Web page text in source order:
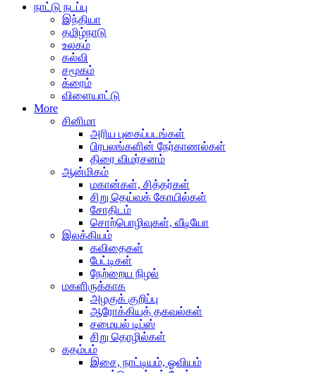
நாட்டு நடப்பு
இந்தியா
தமிழ்நாடு
உலகம்
கல்வி
சமூகம்
க்ரைம்
விளையாட்டு
More
சினிமா
அரிய புகைப்படங்கள்
பிரபலங்களின் நேர்காணல்கள்
திரை விமர்சனம்
ஆன்மிகம்
மகான்கள், சித்தர்கள்
சிறு தெய்வக் கோயில்கள்
சோதிடம்
சொற்பொழிவுகள், வீடியோ
இலக்கியம்
கவிதைகள்
பேட்டிகள்
நேற்றைய நிழல்
மகளிருக்காக
அழகுக் குறிப்பு
ஆரோக்கியத் தகவல்கள்
சமையல் டிப்ஸ்
சிறு தொழில்கள்
கதம்பம்
இசை, நாட்டியம், ஓவியம்